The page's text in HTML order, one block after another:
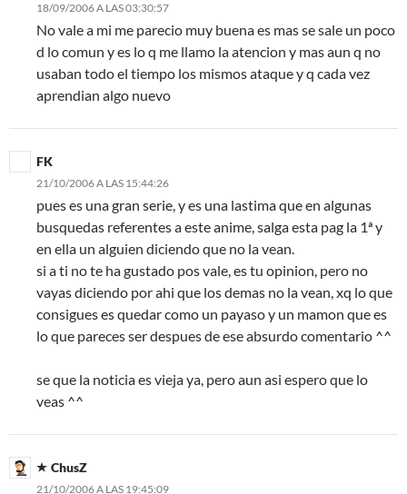
18/09/2006 A LAS 03:30:57
No vale a mi me parecio muy buena es mas se sale un poco
d lo comun y es lo q me llamo la atencion y mas aun q no
usaban todo el tiempo los mismos ataque y q cada vez
aprendian algo nuevo
FK
21/10/2006 A LAS 15:44:26
pues es una gran serie, y es una lastima que en algunas
busquedas referentes a este anime, salga esta pag la 1ª y
en ella un alguien diciendo que no la vean.
si a ti no te ha gustado pos vale, es tu opinion, pero no
vayas diciendo por ahi que los demas no la vean, xq lo que
consigues es quedar como un payaso y un mamon que es
lo que pareces ser despues de ese absurdo comentario ^^
se que la noticia es vieja ya, pero aun asi espero que lo
veas ^^
ChusZ
21/10/2006 A LAS 19:45:09